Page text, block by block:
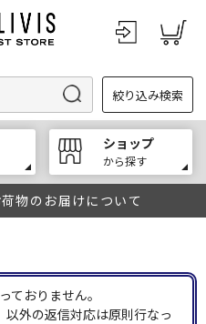
絞り込み検索
ショップ
から探す
物のお届けについて
おりません。
外の返信対応は原則行なっ